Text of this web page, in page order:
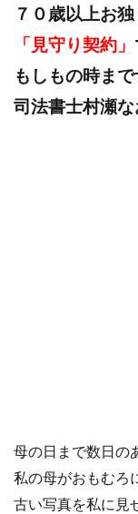
７０歳以上お
「見守り契約」
もしもの時ま
司法書士村瀬
母の日まで数日の
私の母がおもむろ
古い写真を私に見